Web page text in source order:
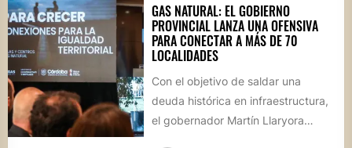
GAS NATURAL: EL GOBIERNO
PROVINCIAL LANZA UNA OFENSIVA
PARA CONECTAR A MÁS DE 70
LOCALIDADES
Con el objetivo de saldar una
deuda histórica en infraestructura,
el gobernador Martín Llaryora